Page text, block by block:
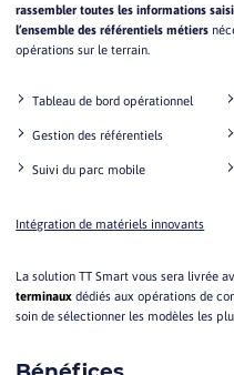
rassembler toutes les informations
l’ensemble des référentiels métiers
opérations sur le terrain.
Tableau de bord opérationnel
Gestion des référentiels
Suivi du parc mobile
Intégration de matériels innovants
La solution TT Smart vous sera livrée
terminaux dédiés aux opérations de
soin de sélectionner les modèles les